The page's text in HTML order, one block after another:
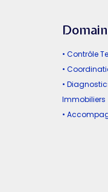
• Contrôle
•
•
Immobiliers
•